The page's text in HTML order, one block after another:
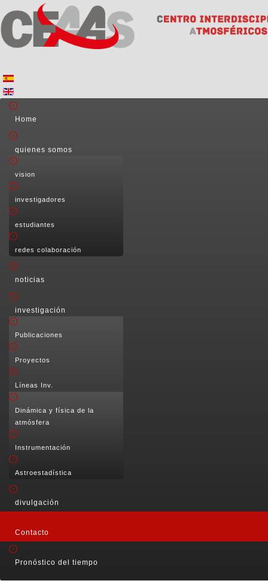
Home
quienes somos
vision
investigadores
estudiantes
redes colaboración
noticias
investigación
Publicaciones
Proyectos
Líneas Inv.
Dinámica y física de la
atmósfera
Instrumentación
Astroestadística
divulgación
Contacto